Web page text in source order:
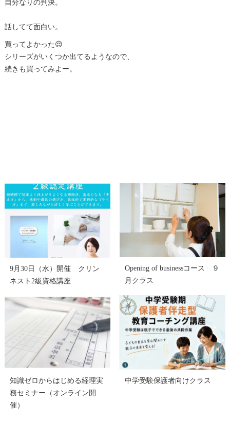
自分なりの判決。
話してて面白い。
買ってよかった😌
シリーズがいくつか出てるようなので、
続きも買ってみよー。
9月30日（水）開催 クリン
ネスト2級資格講座
Opening of businessコース ９
月クラス
知識ゼロからはじめる経理実
務セミナー（オンライン開
催）
中学受験保護者向けクラス